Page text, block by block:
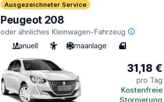
Ausgezeichneter Service
Peugeot 208
oder ähnliches Kleinwagen-Fahrzeug
Manuell
5 Klimaanlage 4
31,18 €
pro Tag
Kostenfreie
Stornierung